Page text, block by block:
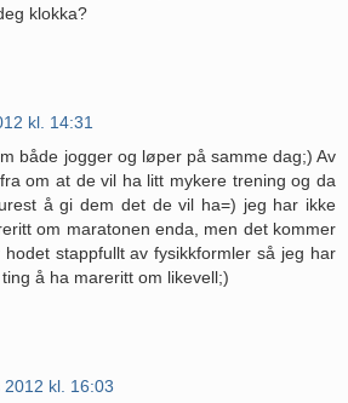
klokka?
kl. 14:31
både jogger og løper på samme dag;) Av
om at de vil ha litt mykere trening og da
å gi dem det de vil ha=) jeg har ikke
om maratonen enda, men det kommer
stappfullt av fysikkformler så jeg har
å ha mareritt om likevell;)
2012 kl. 16:03